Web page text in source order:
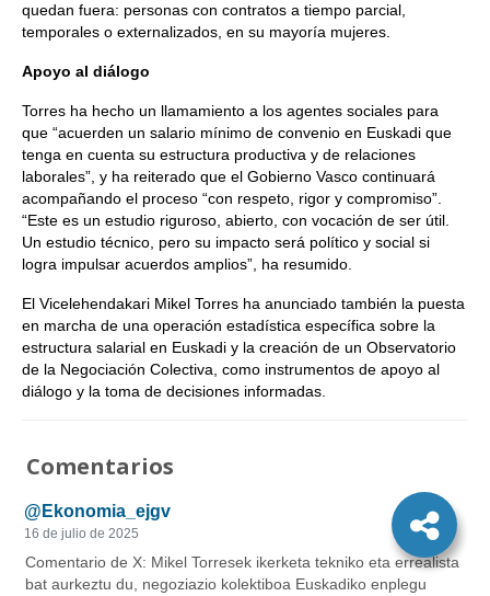
quedan fuera: personas con contratos a tiempo parcial,
temporales o externalizados, en su mayoría mujeres.
Apoyo al diálogo
Torres ha hecho un llamamiento a los agentes sociales para
que “acuerden un salario mínimo de convenio en Euskadi que
tenga en cuenta su estructura productiva y de relaciones
laborales”, y ha reiterado que el Gobierno Vasco continuará
acompañando el proceso “con respeto, rigor y compromiso”.
“Este es un estudio riguroso, abierto, con vocación de ser útil.
Un estudio técnico, pero su impacto será político y social si
logra impulsar acuerdos amplios”, ha resumido.
El Vicelehendakari Mikel Torres ha anunciado también la puesta
en marcha de una operación estadística específica sobre la
estructura salarial en Euskadi y la creación de un Observatorio
de la Negociación Colectiva, como instrumentos de apoyo al
diálogo y la toma de decisiones informadas.
Comentarios